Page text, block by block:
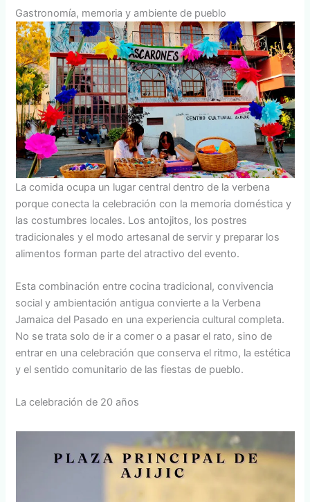
Gastronomía, memoria y ambiente de pueblo
La comida ocupa un lugar central dentro de la verbena
porque conecta la celebración con la memoria doméstica y
las costumbres locales. Los antojitos, los postres
tradicionales y el modo artesanal de servir y preparar los
alimentos forman parte del atractivo del evento.
Esta combinación entre cocina tradicional, convivencia
social y ambientación antigua convierte a la Verbena
Jamaica del Pasado en una experiencia cultural completa.
No se trata solo de ir a comer o a pasar el rato, sino de
entrar en una celebración que conserva el ritmo, la estética
y el sentido comunitario de las fiestas de pueblo.
La celebración de 20 años